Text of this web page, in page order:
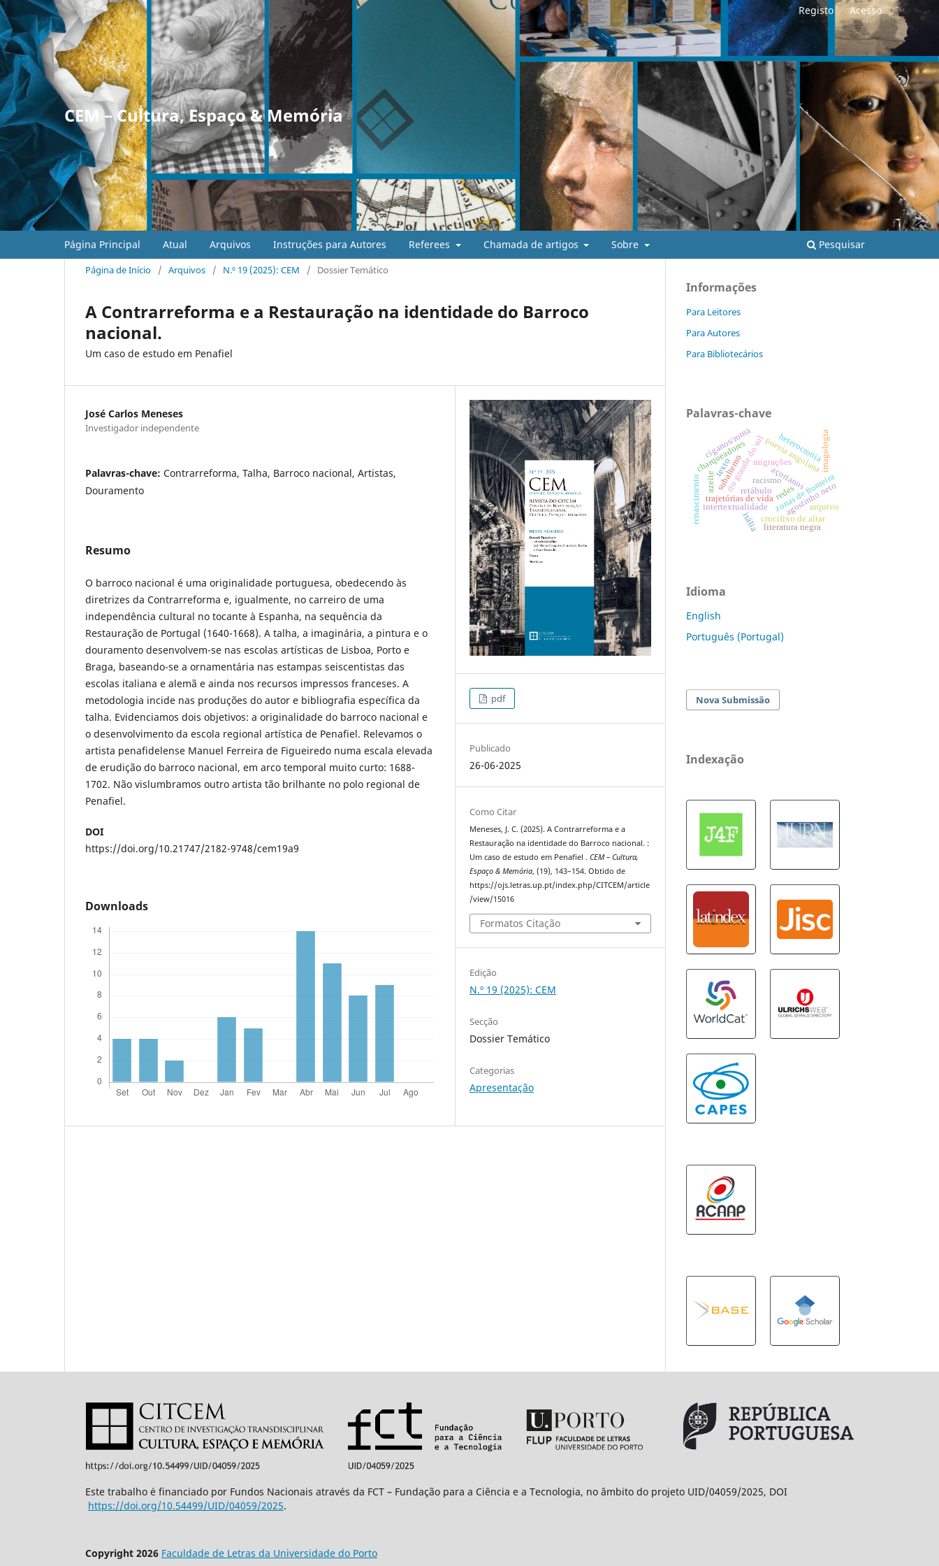
CEM – Cultura, Espaço & Memória
Página Principal Atual Arquivos Instruções para Autores Referees Chamada de artigos Sobre Pesquisar
Registo Acesso
Página de Início / Arquivos / N.º 19 (2025): CEM / Dossier Temático
A Contrarreforma e a Restauração na identidade do Barroco
nacional.
Um caso de estudo em Penafiel
José Carlos Meneses
Investigador independente
Palavras-chave: Contrarreforma, Talha, Barroco nacional, Artistas,
Douramento
Resumo
O barroco nacional é uma originalidade portuguesa, obedecendo às
diretrizes da Contrarreforma e, igualmente, no carreiro de uma
independência cultural no tocante à Espanha, na sequência da
Restauração de Portugal (1640-1668). A talha, a imaginária, a pintura e o
douramento desenvolvem-se nas escolas artísticas de Lisboa, Porto e
Braga, baseando-se a ornamentária nas estampas seiscentistas das
escolas italiana e alemã e ainda nos recursos impressos franceses. A
metodologia incide nas produções do autor e bibliografia específica da
talha. Evidenciamos dois objetivos: a originalidade do barroco nacional e
o desenvolvimento da escola regional artística de Penafiel. Relevamos o
artista penafidelense Manuel Ferreira de Figueiredo numa escala elevada
de erudição do barroco nacional, em arco temporal muito curto: 1688-
1702. Não vislumbramos outro artista tão brilhante no polo regional de
Penafiel.
DOI
https://doi.org/10.21747/2182-9748/cem19a9
Downloads
pdf
Publicado
26-06-2025
Como Citar
Meneses, J. C. (2025). A Contrarreforma e a
Restauração na identidade do Barroco nacional. :
Um caso de estudo em Penafiel .CEM – Cultura,
Espaço & Memória, (19), 143–154. Obtido de
https://ojs.letras.up.pt/index.php/CITCEM/article
/view/15016
Formatos Citação
Edição
N.º 19 (2025): CEM
Secção
Dossier Temático
Categorias
Apresentação
Informações
Para Leitores
Para Autores
Para Bibliotecários
Palavras-chave
açorianos
migrações
rio grande do sul
trajetórias de vidazonas de fronteira
charqueadores
agostinho neto
poesia angolana
racismo
subalterno imagologia
crucifixo de altar
redes
ciganos/roma
arquivo
heterocronia
intertextualidade
texto
retábulo
azeite
itália literatura negra
renascimento
Idioma
English
Português (Portugal)
Nova Submissão
Indexação
Este trabalho é financiado por Fundos Nacionais através da FCT – Fundação para a Ciência e a Tecnologia, no âmbito do projeto UID/04059/2025, DOI
https://doi.org/10.54499/UID/04059/2025.
Copyright 2026 Faculdade de Letras da Universidade do Porto